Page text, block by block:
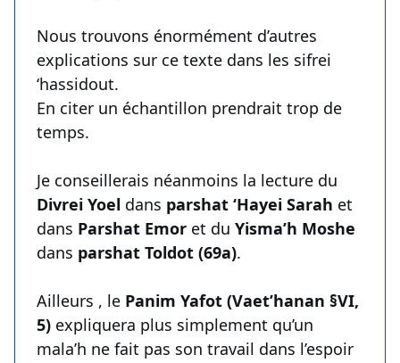
Nous trouvons énormément d’autres
explications sur ce texte dans les sifrei
‘hassidout.
En citer un échantillon prendrait trop de
temps.
Je conseillerais néanmoins la lecture du
Divrei Yoel dans parshat ‘Hayei Sarah et
dans Parshat Emor et du Yisma’h Moshe
dans parshat Toldot (69a).
Ailleurs , le Panim Yafot (Vaet’hanan §VI,
5) expliquera plus simplement qu’un
mala’h ne fait pas son travail dans l’espoir